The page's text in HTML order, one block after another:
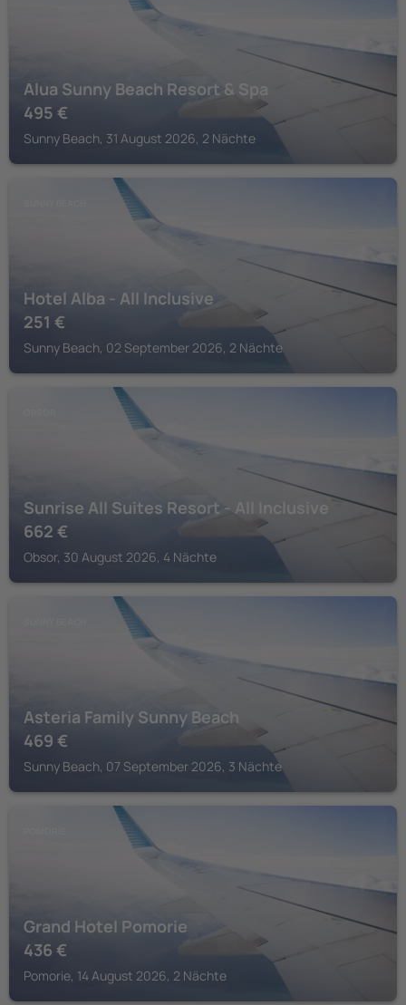
Alua Sunny Beach Resort & Spa
495 €
Sunny Beach, 31 August 2026, 2 Nächte
Hotel Alba - All Inclusive
251 €
Sunny Beach, 02 September 2026, 2 Nächte
Sunrise All Suites Resort - All Inclusive
662 €
Obsor, 30 August 2026, 4 Nächte
Asteria Family Sunny Beach
469 €
Sunny Beach, 07 September 2026, 3 Nächte
Grand Hotel Pomorie
436 €
Pomorie, 14 August 2026, 2 Nächte